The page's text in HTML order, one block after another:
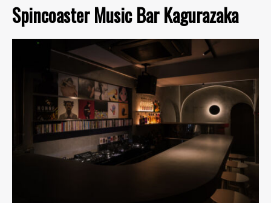
Spincoaster Music Bar Kagurazaka